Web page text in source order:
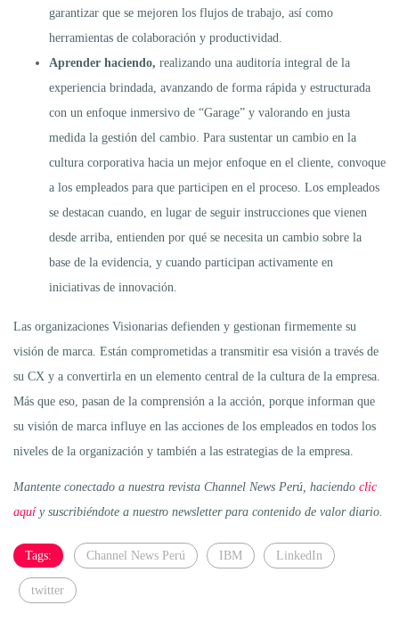
garantizar que se mejoren los flujos de trabajo, así como
herramientas de colaboración y productividad.
Aprender haciendo, realizando una auditoría integral de la
experiencia brindada, avanzando de forma rápida y estructurada
con un enfoque inmersivo de “Garage” y valorando en justa
medida la gestión del cambio. Para sustentar un cambio en la
cultura corporativa hacia un mejor enfoque en el cliente, convoque
a los empleados para que participen en el proceso. Los empleados
se destacan cuando, en lugar de seguir instrucciones que vienen
desde arriba, entienden por qué se necesita un cambio sobre la
base de la evidencia, y cuando participan activamente en
iniciativas de innovación.
Las organizaciones Visionarias defienden y gestionan firmemente su
visión de marca. Están comprometidas a transmitir esa visión a través de
su CX y a convertirla en un elemento central de la cultura de la empresa.
Más que eso, pasan de la comprensión a la acción, porque informan que
su visión de marca influye en las acciones de los empleados en todos los
niveles de la organización y también a las estrategias de la empresa.
Mantente conectado a nuestra revista Channel News Perú, haciendo clic
aquíy suscribiéndote a nuestro newsletter para contenido de valor diario.
Tags: Channel News Perú IBM LinkedIn
twitter